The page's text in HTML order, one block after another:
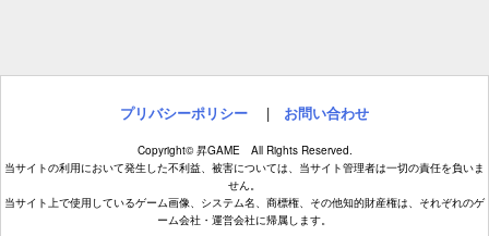
プリバシーポリシー | お問い合わせ
Copyright© 昇GAME All Rights Reserved.
当サイトの利用において発生した不利益、被害については、当サイト管理者は一切の責任を負いま
せん。
当サイト上で使用しているゲーム画像、システム名、商標権、その他知的財産権は、それぞれのゲ
ーム会社・運営会社に帰属します。